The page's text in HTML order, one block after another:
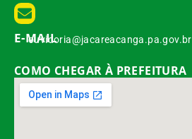
E-MAIL
ouvidoria@jacareacanga.pa.gov.br
COMO CHEGAR À PREFEITURA